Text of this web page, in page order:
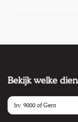
Bekijk welke